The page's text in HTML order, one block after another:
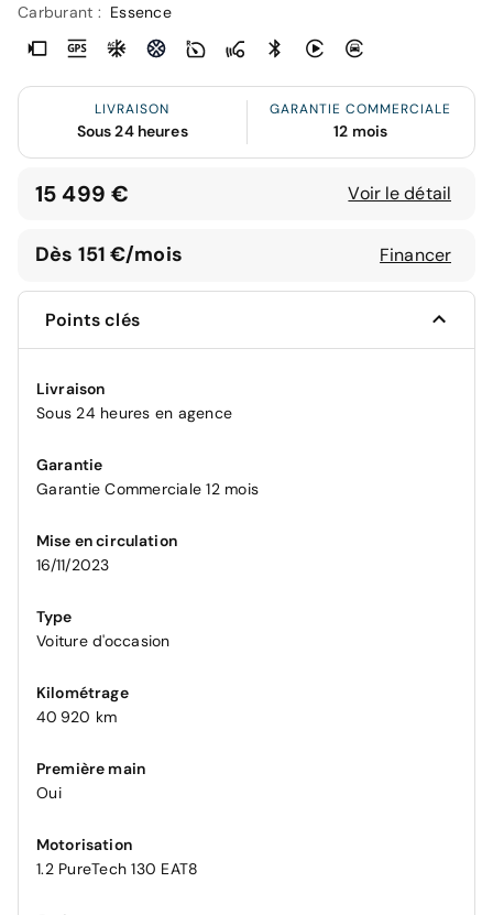
Carburant : Essence
LIVRAISON
Sous 24 heures
GARANTIE COMMERCIALE
12 mois
15 499 € Voir le détail
Dès 151 €/mois Financer
Points clés
Livraison
Sous 24 heures en agence
Garantie
Garantie Commerciale 12 mois
Mise en circulation
16/11/2023
Type
Voiture d'occasion
Kilométrage
40 920 km
Première main
Oui
Motorisation
1.2 PureTech 130 EAT8